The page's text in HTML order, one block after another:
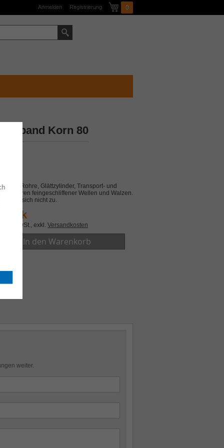
Mein Warenkorb
0
Anmelden Registrierung
Suche
Korn 80
Rohre, Glättzylinder, Transport- und
feingeschliffener Wellen und Walzen.
setzt sich nicht zu.
MwSt., exkl. Versandkosten
In den Warenkorb
weiter.